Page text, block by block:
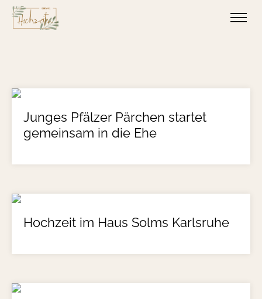
Junges Pfälzer Pärchen startet
gemeinsam in die Ehe
Hochzeit im Haus Solms Karlsruhe